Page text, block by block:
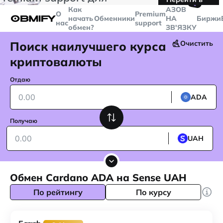
больше
$5000
Telegram
О
нас
Как
начать
обмен?
ОбменникиPremium
support
🤙
AЗОВ
НА
ЗВ'ЯЗКУ
Биржи
Поиск наилучшего курса
криптовалюты
Очистить
Отдаю
ADA
Получаю
UAH
Обмен Cardano ADA на Sense UAH
По рейтингу По курсу